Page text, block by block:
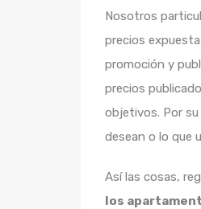
Nosotros
precios
promoción y
precios
objetivos. Por
desean o lo que
Así las cosas,
los